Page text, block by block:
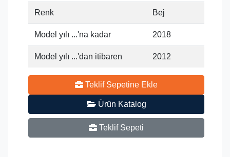
Renk Bej
Model yılı ...'na kadar 2018
Model yılı ...'dan itibaren 2012
Teklif Sepetine Ekle
Ürün Katalog
Teklif Sepeti